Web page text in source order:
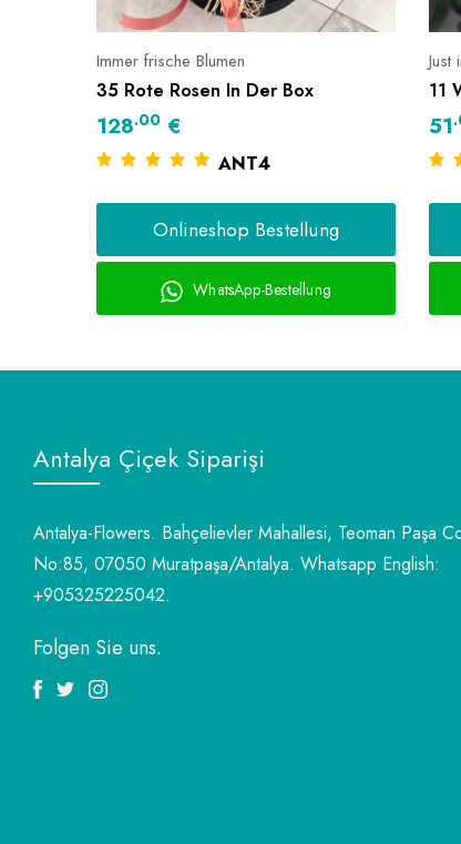
Immer frische Blumen
35 Rote Rosen In Der Box
128.00 €
ANT4
Onlineshop Bestellung
WhatsApp-Bestellung
Just
11
51
Antalya Çiçek Siparişi
Antalya-Flowers. Bahçelievler Mahallesi, Teoman Paşa
No:85, 07050 Muratpaşa/Antalya. Whatsapp English:
+905325225042.
Folgen Sie uns.
Facebook
TwitterInstagram